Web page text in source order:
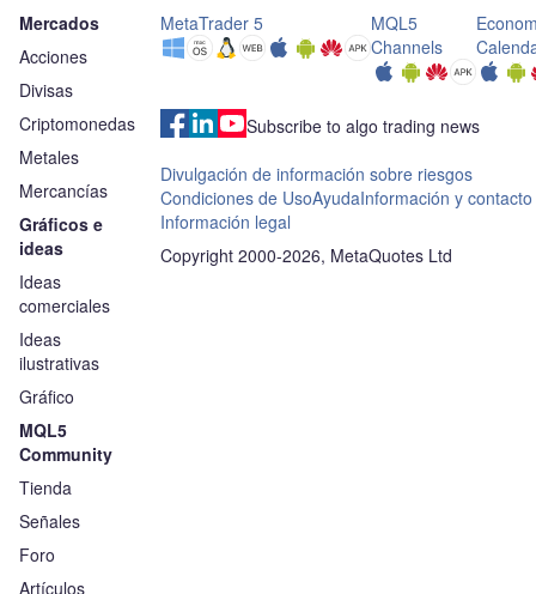
Mercados
Acciones
Divisas
Criptomonedas
Metales
Mercancías
Gráficos e
ideas
Ideas
comerciales
Ideas
ilustrativas
Gráfico
MQL5
Community
Tienda
Señales
Foro
Artículos
MetaTrader 5
MQL5
Channels
Subscribe to algo trading news
Divulgación de información sobre riesgos
Condiciones de UsoAyudaInformación y contacto
Información legal
Copyright 2000-2026, MetaQuotes Ltd